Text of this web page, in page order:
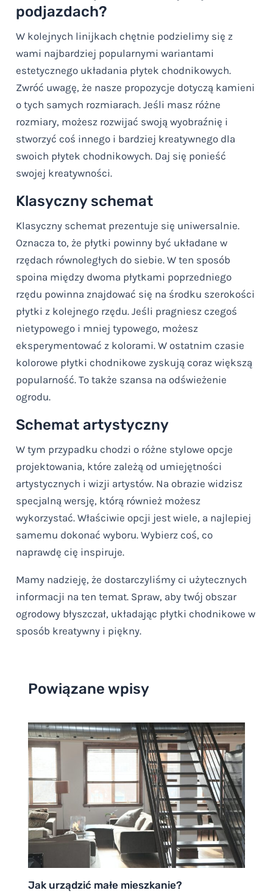
podjazdach?
W kolejnych linijkach chętnie podzielimy się z
wami najbardziej popularnymi wariantami
estetycznego układania płytek chodnikowych.
Zwróć uwagę, że nasze propozycje dotyczą kamieni
o tych samych rozmiarach. Jeśli masz różne
rozmiary, możesz rozwijać swoją wyobraźnię i
stworzyć coś innego i bardziej kreatywnego dla
swoich płytek chodnikowych. Daj się ponieść
swojej kreatywności.
Klasyczny schemat
Klasyczny schemat prezentuje się uniwersalnie.
Oznacza to, że płytki powinny być układane w
rzędach równoległych do siebie. W ten sposób
spoina między dwoma płytkami poprzedniego
rzędu powinna znajdować się na środku szerokości
płytki z kolejnego rzędu. Jeśli pragniesz czegoś
nietypowego i mniej typowego, możesz
eksperymentować z kolorami. W ostatnim czasie
kolorowe płytki chodnikowe zyskują coraz większą
popularność. To także szansa na odświeżenie
ogrodu.
Schemat artystyczny
W tym przypadku chodzi o różne stylowe opcje
projektowania, które zależą od umiejętności
artystycznych i wizji artystów. Na obrazie widzisz
specjalną wersję, którą również możesz
wykorzystać. Właściwie opcji jest wiele, a najlepiej
samemu dokonać wyboru. Wybierz coś, co
naprawdę cię inspiruje.
Mamy nadzieję, że dostarczyliśmy ci użytecznych
informacji na ten temat. Spraw, aby twój obszar
ogrodowy błyszczał, układając płytki chodnikowe w
sposób kreatywny i piękny.
Powiązane wpisy
Jak urządzić małe mieszkanie?